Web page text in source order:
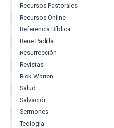
Recursos Pastorales
Recursos Online
Referencia Bíblica
Rene Padilla
Resurrección
Revistas
Rick Warren
Salud
Salvación
Sermones
Teología